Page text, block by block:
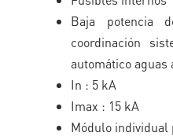
Baja potencia
coordinación
automático aguas
In : 5 kA
Imax : 15 kA
Módulo individual